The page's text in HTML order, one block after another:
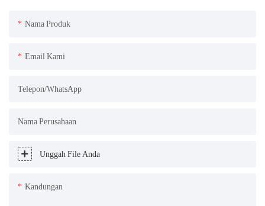
Nama Produk
Email Kami
Telepon/WhatsApp
Nama Perusahaan
Unggah File Anda
Kandungan